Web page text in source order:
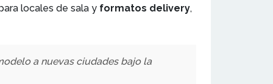
locales de sala y formatos delivery,
a nuevas ciudades bajo la